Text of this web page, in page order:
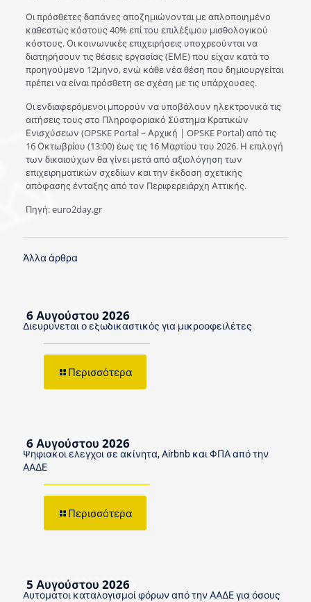
Οι πρόσθετες δαπάνες αποζημιώνονται με απλοποιημένο
καθεστώς κόστους 40% επί του επιλέξιμου μισθολογικού
κόστους. Οι κοινωνικές επιχειρήσεις υποχρεούνται να
διατηρήσουν τις θέσεις εργασίας (ΕΜΕ) που είχαν κατά το
προηγούμενο 12μηνο, ενώ κάθε νέα θέση που δημιουργείται
πρέπει να είναι πρόσθετη σε σχέση με τις υπάρχουσες.
Οι ενδιαφερόμενοι μπορούν να υποβάλουν ηλεκτρονικά τις
αιτήσεις τους στο Πληροφοριακό Σύστημα Κρατικών
Ενισχύσεων (OPSKE Portal – Αρχική | OPSKE Portal) από τις
16 Οκτωβρίου (13:00) έως τις 16 Μαρτίου του 2026. Η επιλογή
των δικαιούχων θα γίνει μετά από αξιολόγηση των
επιχειρηματικών σχεδίων και την έκδοση σχετικής
απόφασης ένταξης από τον Περιφερειάρχη Αττικής.
Πηγή: euro2day.gr
Άλλα άρθρα
6 Αυγούστου 2026
Διευρύνεται ο εξωδικαστικός για μικροοφειλέτες
Περισσότερα
6 Αυγούστου 2026
Ψηφιακοί έλεγχοι σε ακίνητα, Airbnb και ΦΠΑ από την
ΑΑΔΕ
Περισσότερα
5 Αυγούστου 2026
Αυτόματοι καταλογισμοί φόρων από την ΑΑΔΕ για όσους